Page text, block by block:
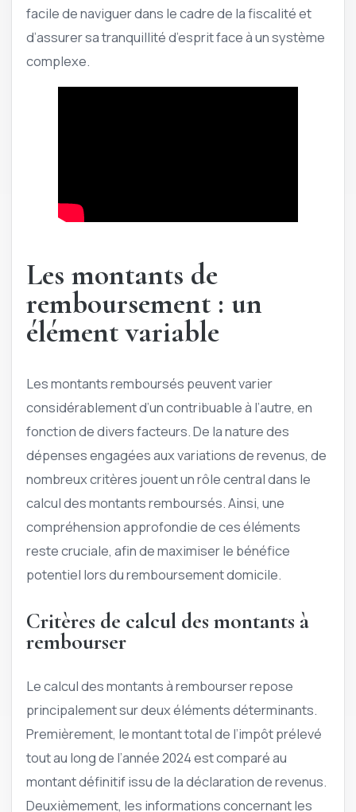
facile de naviguer dans le cadre de la fiscalité et
d’assurer sa tranquillité d’esprit face à un système
complexe.
Les montants de
remboursement : un
élément variable
Les montants remboursés peuvent varier
considérablement d’un contribuable à l’autre, en
fonction de divers facteurs. De la nature des
dépenses engagées aux variations de revenus, de
nombreux critères jouent un rôle central dans le
calcul des montants remboursés. Ainsi, une
compréhension approfondie de ces éléments
reste cruciale, afin de maximiser le bénéfice
potentiel lors du remboursement domicile.
Critères de calcul des montants à
rembourser
Le calcul des montants à rembourser repose
principalement sur deux éléments déterminants.
Premièrement, le montant total de l’impôt prélevé
tout au long de l’année 2024 est comparé au
montant définitif issu de la déclaration de revenus.
Deuxièmement, les informations concernant les